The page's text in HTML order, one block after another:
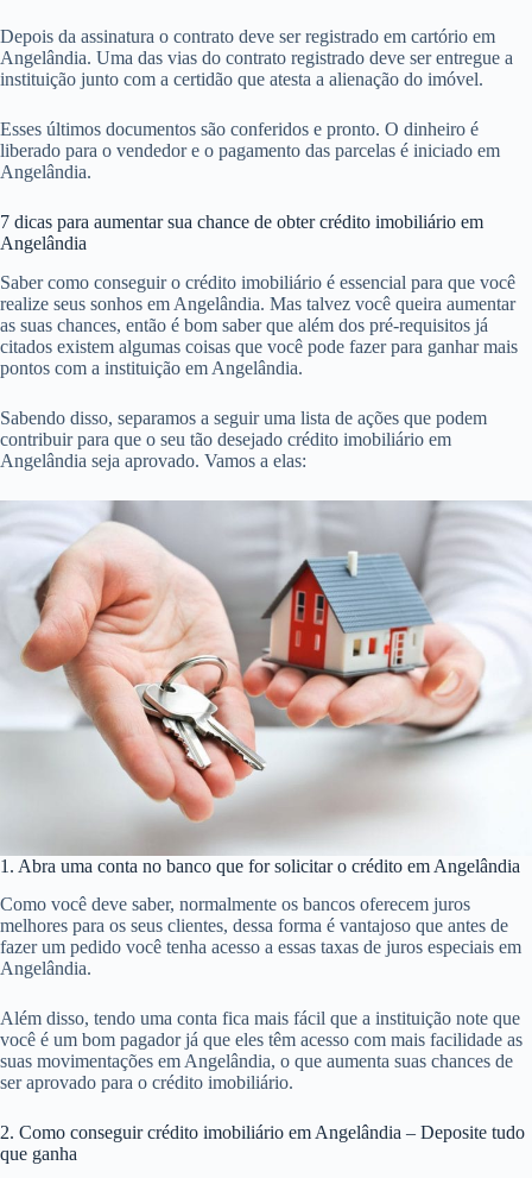
Depois da assinatura o contrato deve ser registrado em cartório em
Angelândia. Uma das vias do contrato registrado deve ser entregue a
instituição junto com a certidão que atesta a alienação do imóvel.
Esses últimos documentos são conferidos e pronto. O dinheiro é
liberado para o vendedor e o pagamento das parcelas é iniciado em
Angelândia.
7 dicas para aumentar sua chance de obter crédito imobiliário em
Angelândia
Saber como conseguir o crédito imobiliário é essencial para que você
realize seus sonhos em Angelândia. Mas talvez você queira aumentar
as suas chances, então é bom saber que além dos pré-requisitos já
citados existem algumas coisas que você pode fazer para ganhar mais
pontos com a instituição em Angelândia.
Sabendo disso, separamos a seguir uma lista de ações que podem
contribuir para que o seu tão desejado crédito imobiliário em
Angelândia seja aprovado. Vamos a elas:
1. Abra uma conta no banco que for solicitar o crédito em Angelândia
Como você deve saber, normalmente os bancos oferecem juros
melhores para os seus clientes, dessa forma é vantajoso que antes de
fazer um pedido você tenha acesso a essas taxas de juros especiais em
Angelândia.
Além disso, tendo uma conta fica mais fácil que a instituição note que
você é um bom pagador já que eles têm acesso com mais facilidade as
suas movimentações em Angelândia, o que aumenta suas chances de
ser aprovado para o crédito imobiliário.
2. Como conseguir crédito imobiliário em Angelândia – Deposite tudo
que ganha